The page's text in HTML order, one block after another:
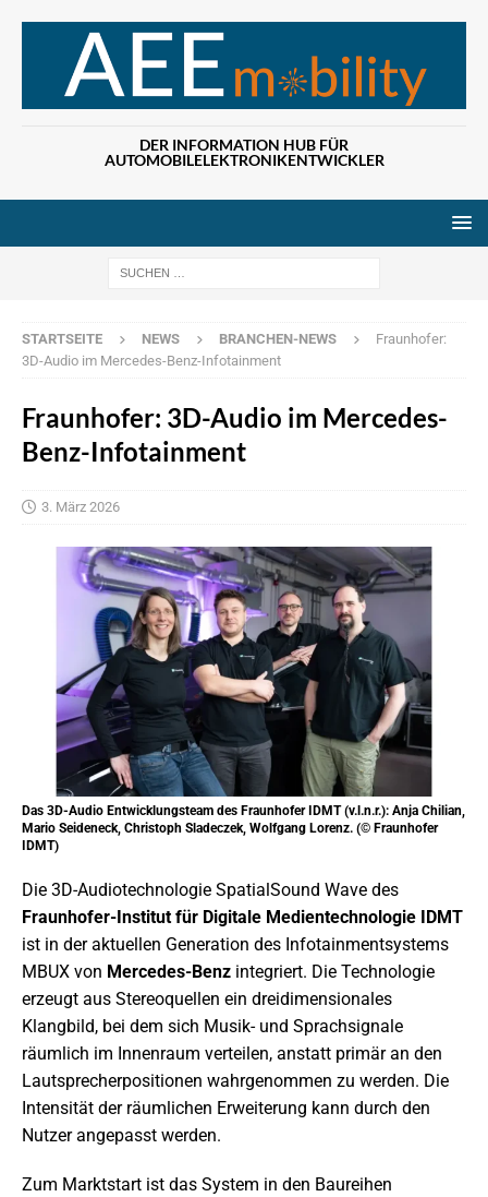
DER INFORMATION HUB FÜR
AUTOMOBILELEKTRONIKENTWICKLER
STARTSEITE NEWS BRANCHEN-NEWS
Fraunhofer:
3D-Audio im Mercedes-Benz-Infotainment
Fraunhofer: 3D-Audio im Mercedes-
Benz-Infotainment
3. März 2026
Das 3D-Audio Entwicklungsteam des Fraunhofer IDMT (v.l.n.r.): Anja Chilian,
Mario Seideneck, Christoph Sladeczek, Wolfgang Lorenz. (© Fraunhofer
IDMT)
Die 3D-Audiotechnologie SpatialSound Wave des
Fraunhofer-Institut für Digitale Medientechnologie IDMT
ist in der aktuellen Generation des Infotainmentsystems
MBUX von Mercedes-Benz integriert. Die Technologie
erzeugt aus Stereoquellen ein dreidimensionales
Klangbild, bei dem sich Musik- und Sprachsignale
räumlich im Innenraum verteilen, anstatt primär an den
Lautsprecherpositionen wahrgenommen zu werden. Die
Intensität der räumlichen Erweiterung kann durch den
Nutzer angepasst werden.
Zum Marktstart ist das System in den Baureihen